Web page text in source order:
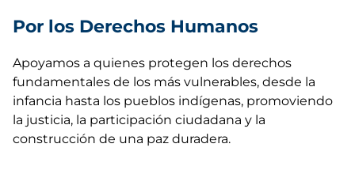
Por los Derechos Humanos
Apoyamos a quienes protegen los derechos
fundamentales de los más vulnerables, desde la
infancia hasta los pueblos indígenas, promoviendo
la justicia, la participación ciudadana y la
construcción de una paz duradera.